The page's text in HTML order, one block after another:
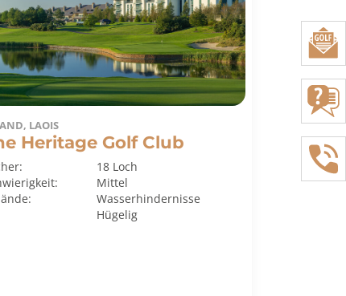
LAOIS
Heritage Golf Club
18 Loch
Mittel
Wasserhindernisse
Hügelig